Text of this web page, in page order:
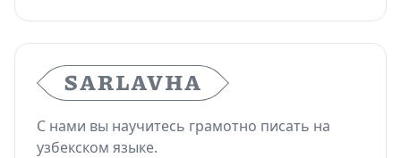
С нами вы научитесь грамотно писать на
узбекском языке.